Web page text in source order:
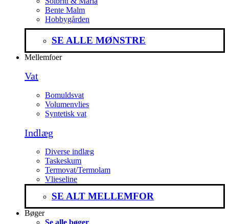
Bente Malm
Hobbygården
SE ALLE MØNSTRE
Mellemfoer
Vat
Bomuldsvat
Volumenvlies
Syntetisk vat
Indlæg
Diverse indlæg
Taskeskum
Termovat/Termolam
Vlieseline
SE ALT MELLEMFOR
Bøger
Se alle bøger